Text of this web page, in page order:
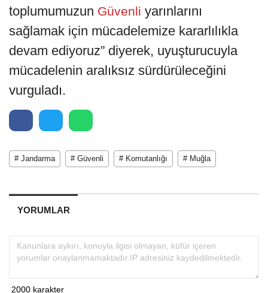
toplumumuzun Güvenli yarınlarını
sağlamak için mücadelemize kararlılıkla
devam ediyoruz” diyerek, uyuşturucuyla
mücadelenin aralıksız sürdürüleceğini
vurguladı.
# Jandarma # Güvenli # Komutanlığı # Muğla
YORUMLAR